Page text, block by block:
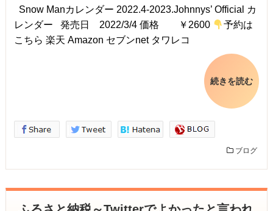
Snow Manカレンダー 2022.4-2023.Johnnys’ Official カ
レンダー 発売日 2022/3/4 価格 ￥2600
予約は
こちら 楽天 Amazon セブンnet タワレコ
続きを読む
ブログ